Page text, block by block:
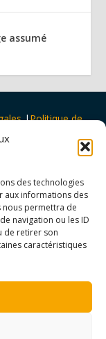
des technologies
aux informations des
nous permettra de
navigation ou les ID
de retirer son
caractéristiques
assumé
|Politique de
Ville de Rouen